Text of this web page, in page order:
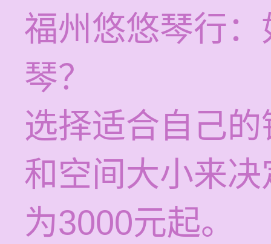
福州悠悠琴行
琴？
选择适合自己
和空间大小来
为3000元起。